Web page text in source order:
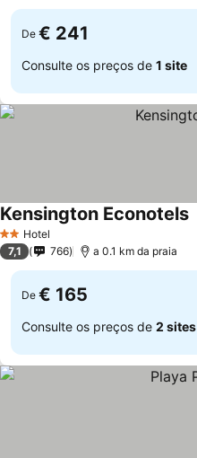
De € 241
Consulte os preços de 1 site
2 Estrelas
Hotel
Kensington Econotels
7,1 766 a 0.1 km da praia
De € 165
Consulte os preços de 2 sites